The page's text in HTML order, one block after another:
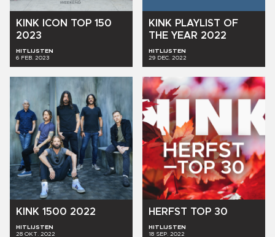
KINK ICON TOP 150
2023
HITLIJSTEN
6 FEB. 2023
KINK PLAYLIST OF
THE YEAR 2022
HITLIJSTEN
29 DEC. 2022
KINK 1500 2022
HITLIJSTEN
28 OKT. 2022
HERFST TOP 30
HITLIJSTEN
18 SEP. 2022